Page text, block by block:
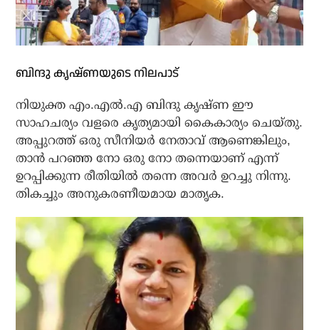
ബിന്ദു കൃഷ്ണയുടെ നിലപാട്
നിയുക്ത എം.എല്‍.എ ബിന്ദു കൃഷ്ണ ഈ
സാഹചര്യം വളരെ കൃത്യമായി കൈകാര്യം ചെയ്തു.
അപ്പുറത്ത് ഒരു സീനിയര്‍ നേതാവ് ആണെങ്കിലും,
താന്‍ പറഞ്ഞ നോ ഒരു നോ തന്നെയാണ് എന്ന്
ഉറപ്പിക്കുന്ന രീതിയില്‍ തന്നെ അവര്‍ ഉറച്ചു നിന്നു.
തികച്ചും അനുകരണീയമായ മാതൃക.